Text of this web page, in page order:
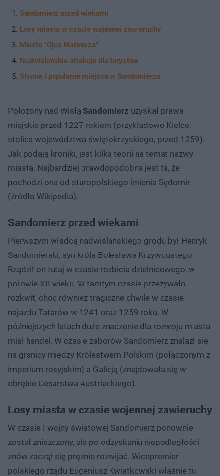
Sandomierz przed wiekami
Losy miasta w czasie wojennej zawieruchy
Miasto "Ojca Mateusza"
Nadwiślańskie atrakcje dla turystów
Słynne i popularne miejsca w Sandomierzu
Położony nad Wisłą Sandomierz uzyskał prawa
miejskie przed 1227 rokiem (przykładowo Kielce,
stolica województwa świętokrzyskiego, przed 1259).
Jak podają kroniki, jest kilka teorii na temat nazwy
miasta. Najbardziej prawdopodobna jest ta, że
pochodzi ona od staropolskiego imienia Sędomir
(źródło Wikipedia).
Sandomierz przed wiekami
Pierwszym władcą nadwiślańskiego grodu był Henryk
Sandomierski, syn króla Bolesława Krzywoustego.
Rządził on tutaj w czasie rozbicia dzielnicowego, w
połowie XII wieku. W tamtym czasie przeżywało
rozkwit, choć również tragiczne chwile w czasie
najazdu Tatarów w 1241 oraz 1259 roku. W
późniejszych latach duże znaczenie dla rozwoju miasta
miał handel. W czasie zaborów Sandomierz znalazł się
na granicy między Królestwem Polskim (połączonym z
imperium rosyjskim) a Galicją (znajdowała się w
obrębie Cesarstwa Austriackiego).
Losy miasta w czasie wojennej zawieruchy
W czasie I wojny światowej Sandomierz ponownie
został zniszczony, ale po odzyskaniu niepodległości
znów zaczął się prężnie rozwijać. Wicepremier
polskiego rządu Eugeniusz Kwiatkowski właśnie tu